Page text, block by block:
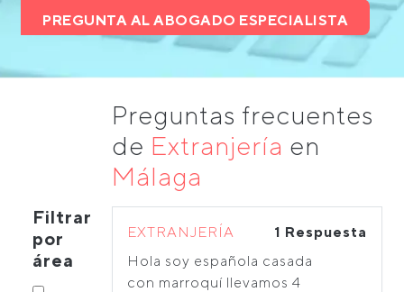
PREGUNTA AL ABOGADO ESPECIALISTA
Preguntas frecuentes
de Extranjería en
Málaga
Filtrar
por
área
EXTRANJERÍA
1 Respuesta
Hola soy española casada
con marroquí llevamos 4